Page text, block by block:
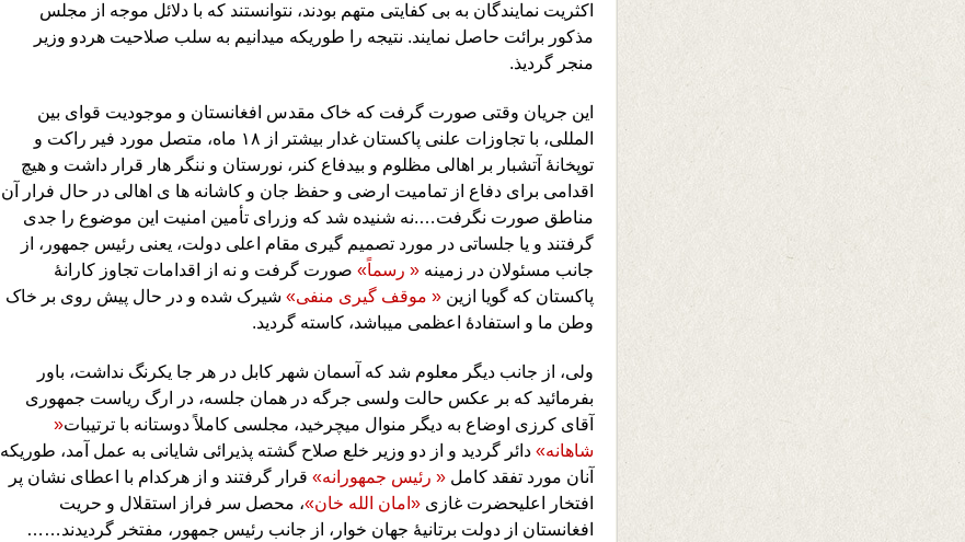
اکثریت نمایندگان به بی کفایتی متهم بودند، نتوانستند که با دلائل موجه از مجلس
مذکور برائت حاصل نمایند. نتیجه را طوریکه میدانیم به سلب صلاحیت هردو وزیر
منجر گردیذ.
این جریان وقتی صورت گرفت که خاک مقدس افغانستان و موجودیت قوای بین
المللی، با تجاوزات علنی پاکستان غدار بیشتر از ۱۸ ماه، متصل مورد فیر راکت و
توپخانۀ آتشبار بر اهالی مظلوم و بیدفاع کنر، نورستان و ننگر هار قرار داشت و هیچ
اقدامی برای دفاع از تمامیت ارضی و حفظ جان و کاشانه ها ی اهالی در حال فرار آن
مناطق صورت نگرفت….نه شنیده شد که وزرای تأمین امنیت این موضوع را جدی
گرفتند و یا جلساتی در مورد تصمیم گیری مقام اعلی دولت، یعنی رئیس جمهور، از
جانب مسئولان در زمینه « رسماً» صورت گرفت و نه از اقدامات تجاوز کارانۀ
پاکستان که گویا ازین « موقف گیری منفی» شیرک شده و در حال پیش روی بر خاک
وطن ما و استفادۀ اعظمی میباشد، کاسته گردید.
ولی، از جانب دیگر معلوم شد که آسمان شهر کابل در هر جا یکرنگ نداشت، باور
بفرمائید که بر عکس حالت ولسی جرگه در همان جلسه، در ارگ ریاست جمهوری
آقای کرزی اوضاع به دیگر منوال میچرخید، مجلسی کاملاً دوستانه با ترتیبات«
شاهانه» دائر گردید و از دو وزیر خلع صلاح گشته پذیرائی شایانی به عمل آمد، طوریکه
آنان مورد تفقد کامل « رئیس جمهورانه» قرار گرفتند و از هرکدام با اعطای نشان پر
افتخار اعلیحضرت غازی «امان الله خان»، محصل سر فراز استقلال و حریت
افغانستان از دولت برتانیۀ جهان خوار، از جانب رئیس جمهور، مفتخر گردیدند……